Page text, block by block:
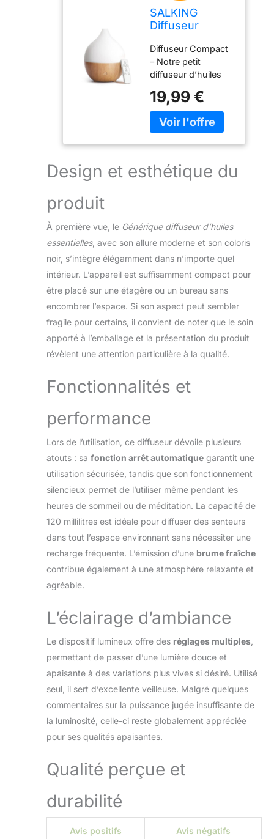
SALKING
Diffuseur
Essentielles
100ml avec
Télécommande
Diffuseur Compact
– Notre petit
diffuseur d’huiles
conçu pour être
compact et
polyvalent, parfait
de vie. Que vous
souhaitiez créer
le bureau ou même
en voyage, ce
diffuseur d’arômes
est le compagnon
idéal Double
contrôle pratique -
Utilisez la
télécommande
votre diffuseur à
distance ou ajustez
paramètres
directement grâce
intégrés. Changez
et la minuterie en
toute simplicité,
pour un confort
d’utilisation au
quotidien 8 LED –
Notre diffuseur
portable et compact
dispose de huit
lumières, y compris
jaune exclusive.
offre un éclairage
doux et relaxant,
parfait pour une
utilisation comme
ambiance apaisante
dans chaque pièce
sans fatiguer la vue
Silencieux Sûr – Ce
diffuseur d’huiles
essentielles est
matériaux de haute
et pour
l’environnement.
19,99 €
Design et esthétique du
produit
À première vue, le Générique diffuseur d’huiles
essentielles, avec son allure moderne et son coloris
noir, s’intègre élégamment dans n’importe quel
intérieur. L’appareil est suffisamment compact pour
être placé sur une étagère ou un bureau sans
encombrer l’espace. Si son aspect peut sembler
fragile pour certains, il convient de noter que le soin
apporté à l’emballage et la présentation du produit
révèlent une attention particulière à la qualité.
Fonctionnalités et
performance
Lors de l’utilisation, ce diffuseur dévoile plusieurs
atouts : sa fonction arrêt automatique garantit une
utilisation sécurisée, tandis que son fonctionnement
silencieux permet de l’utiliser même pendant les
heures de sommeil ou de méditation. La capacité de
120 millilitres est idéale pour diffuser des senteurs
dans tout l’espace environnant sans nécessiter une
recharge fréquente. L’émission d’une brume fraîche
contribue également à une atmosphère relaxante et
agréable.
L’éclairage d’ambiance
Le dispositif lumineux offre des réglages multiples
permettant de passer d’une lumière douce et
apaisante à des variations plus vives si désiré. Utilisé
seul, il sert d’excellente veilleuse. Malgré quelques
commentaires sur la puissance jugée insuffisante de
la luminosité, celle-ci reste globalement appréciée
pour ses qualités apaisantes.
Qualité perçue et
durabilité
Avis positifs Avis négatifs